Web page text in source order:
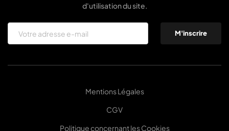
d'utilisation du site.
Mentions Légales
CGV
Politique concernant les Cookies